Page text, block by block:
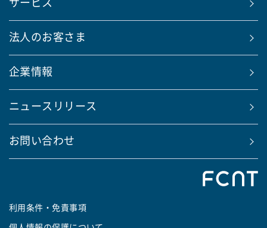
サービス
法人のお客さま
企業情報
ニュースリリース
お問い合わせ
利用条件・免責事項